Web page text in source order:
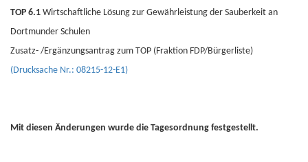
TOP 6.1 Wirtschaftliche Lösung zur Gewährleistung der Sauberkeit an
Dortmunder Schulen
Zusatz- /Ergänzungsantrag zum TOP (Fraktion FDP/Bürgerliste)
(Drucksache Nr.: 08215-12-E1)
Mit diesen Änderungen wurde die Tagesordnung festgestellt.